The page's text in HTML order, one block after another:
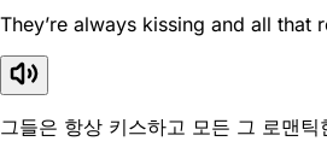
They’re always kissing and all that
그들은 항상 키스하고 모든 그 로맨틱